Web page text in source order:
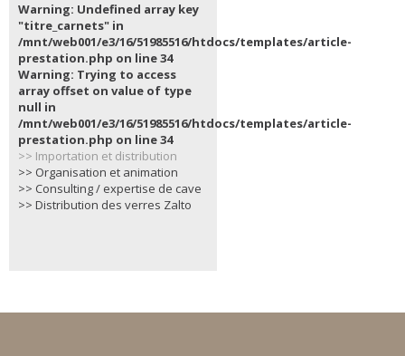
Warning: Undefined array key
"titre_carnets" in
/mnt/web001/e3/16/51985516/htdocs/templates/article-
prestation.php on line 34
Warning: Trying to access
array offset on value of type
null in
/mnt/web001/e3/16/51985516/htdocs/templates/article-
prestation.php on line 34
>> Importation et distribution
>> Organisation et animation
>> Consulting / expertise de cave
>> Distribution des verres Zalto